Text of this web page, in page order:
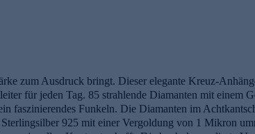
zum Ausdruck bringt. Dieser elegante Kreuz-
für jeden Tag. 85 strahlende Diamanten mit einem
faszinierendes Funkeln. Die Diamanten im
925 mit einer Vergoldung von 1 Mikron